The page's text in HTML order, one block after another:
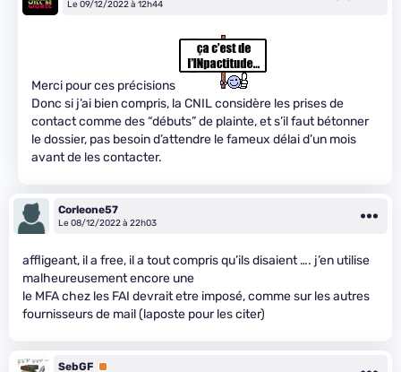
Le 09/12/2022 à 12h44
Merci pour ces précisions
Donc si j’ai bien compris, la CNIL considère les prises de
contact comme des “débuts” de plainte, et s’il faut bétonner
le dossier, pas besoin d’attendre le fameux délai d’un mois
avant de les contacter.
Corleone57
Le 08/12/2022 à 22h03
affligeant, il a free, il a tout compris qu’ils disaient …. j’en utilise
malheureusement encore une
le MFA chez les FAI devrait etre imposé, comme sur les autres
fournisseurs de mail (laposte pour les citer)
SebGF Premium